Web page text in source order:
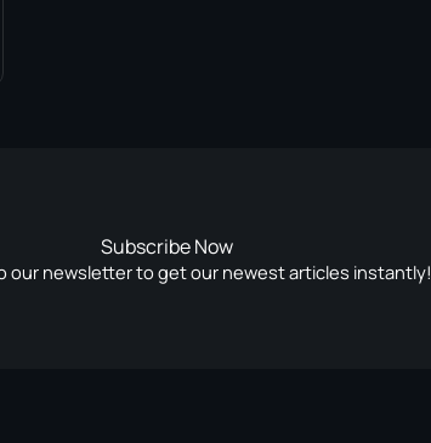
Subscribe Now
our newsletter to get our newest articles instantly!